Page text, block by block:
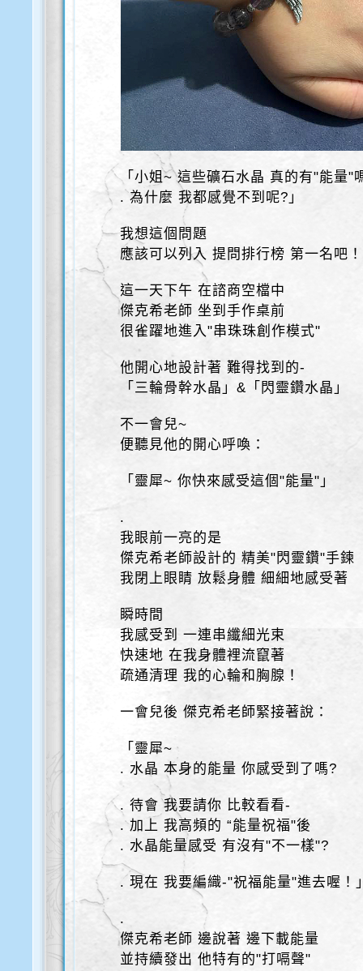
「小姐~ 這些礦石水晶 真的有"能量"
. 為什麼 我都感覺不到呢?」
我想這個問題
應該可以列入 提問排行榜 第一名吧！
這一天下午 在諮商空檔中
傑克希老師 坐到手作桌前
很雀躍地進入"串珠珠創作模式"
他開心地設計著 難得找到的-
「三輪骨幹水晶」&「閃靈鑽水晶」
不一會兒~
便聽見他的開心呼喚：
「靈犀~ 你快來感受這個"能量"」
.
我眼前一亮的是
傑克希老師設計的 精美"閃靈鑽"手鍊
我閉上眼睛 放鬆身體 細細地感受著
瞬時間
我感受到 一連串纖細光束
快速地 在我身體裡流竄著
疏通清理 我的心輪和胸腺！
一會兒後 傑克希老師緊接著說：
「靈犀~
. 水晶 本身的能量 你感受到了嗎?
. 待會 我要請你 比較看看-
. 加上 我高頻的 “能量祝福"後
. 水晶能量感受 有沒有"不一樣"?
. 現在 我要編織-"祝福能量"進去喔！
.
傑克希老師 邊說著 邊下載能量
並持續發出 他特有的"打嗝聲"